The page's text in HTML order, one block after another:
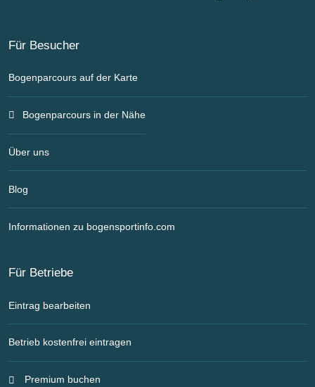
Für Besucher
Bogenparcours auf der Karte
Bogenparcours in der Nähe
Über uns
Blog
Informationen zu bogensportinfo.com
Für Betriebe
Eintrag bearbeiten
Betrieb kostenfrei eintragen
Premium buchen